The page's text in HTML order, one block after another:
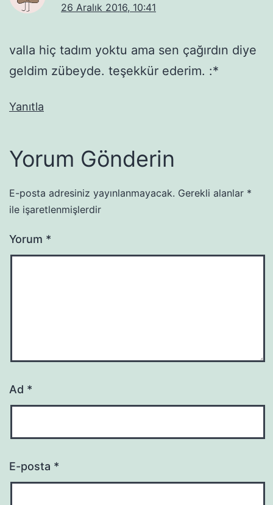
26 Aralık 2016, 10:41
valla hiç tadım yoktu ama sen çağırdın diye
geldim zübeyde. teşekkür ederim. :*
Yanıtla
Yorum Gönderin
E-posta adresiniz yayınlanmayacak. Gerekli alanlar *
ile işaretlenmişlerdir
Yorum *
Ad *
E-posta *